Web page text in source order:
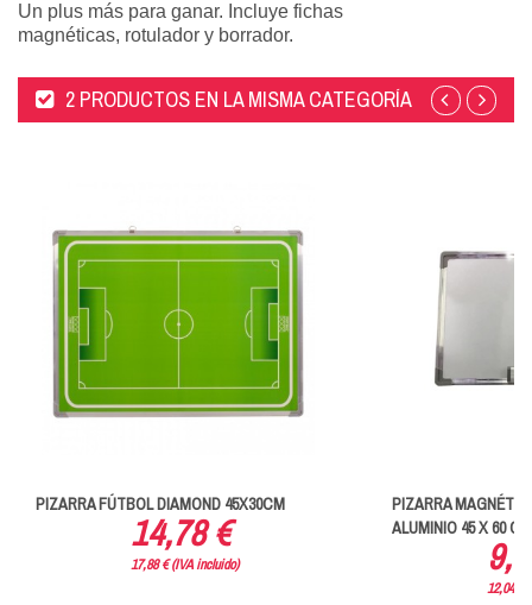
Un plus más para ganar. Incluye fichas
magnéticas, rotulador y borrador.
2 PRODUCTOS EN LA MISMA CATEGORÍA
PIZARRA FÚTBOL DIAMOND 45X30CM
14,78 €
17,88 € (IVA incluido)
PIZARRA
ALUMINIO 45 X 60
12,04 €